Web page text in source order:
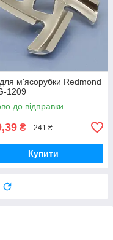
м'ясорубки Redmond
1209
до відправки
₴ 241 ₴
Купити